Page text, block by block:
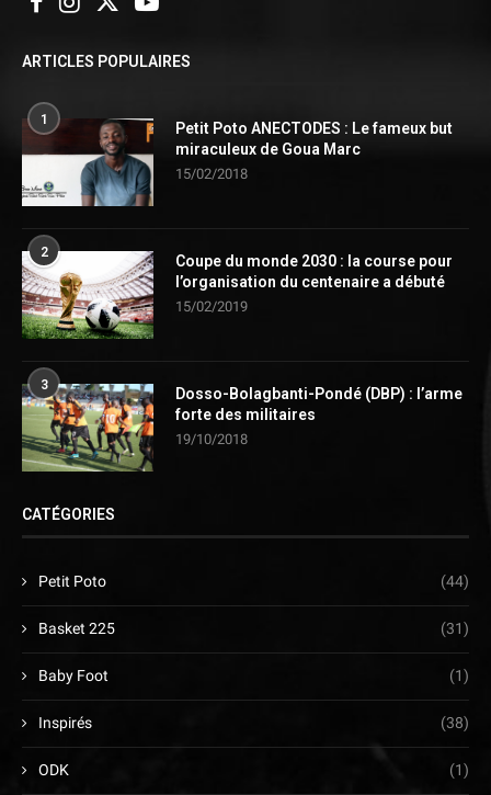
ARTICLES POPULAIRES
1
Petit Poto ANECTODES : Le fameux but
miraculeux de Goua Marc
15/02/2018
2
Coupe du monde 2030 : la course pour
l’organisation du centenaire a débuté
15/02/2019
3
Dosso-Bolagbanti-Pondé (DBP) : l’arme
forte des militaires
19/10/2018
CATÉGORIES
Petit Poto (44)
Basket 225 (31)
Baby Foot (1)
Inspirés (38)
ODK (1)